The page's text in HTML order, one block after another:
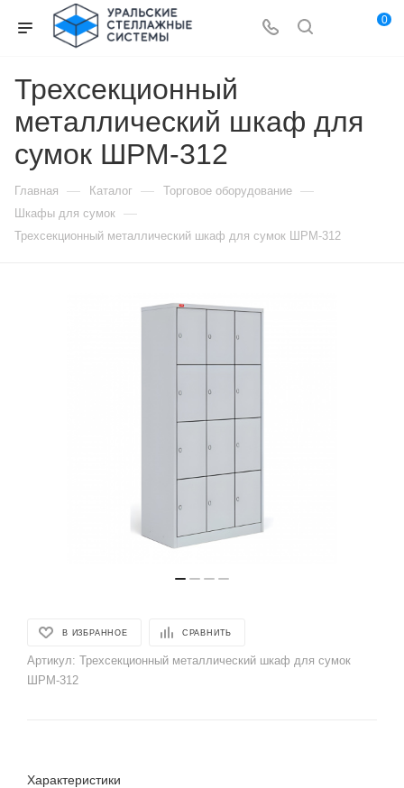
0
Трехсекционный
металлический шкаф для
сумок ШРМ-312
Главная — Каталог — Торговое оборудование —
Шкафы для сумок —
Трехсекционный металлический шкаф для сумок ШРМ-312
В ИЗБРАННОЕ СРАВНИТЬ
Артикул: Трехсекционный металлический шкаф для сумок
ШРМ-312
Характеристики